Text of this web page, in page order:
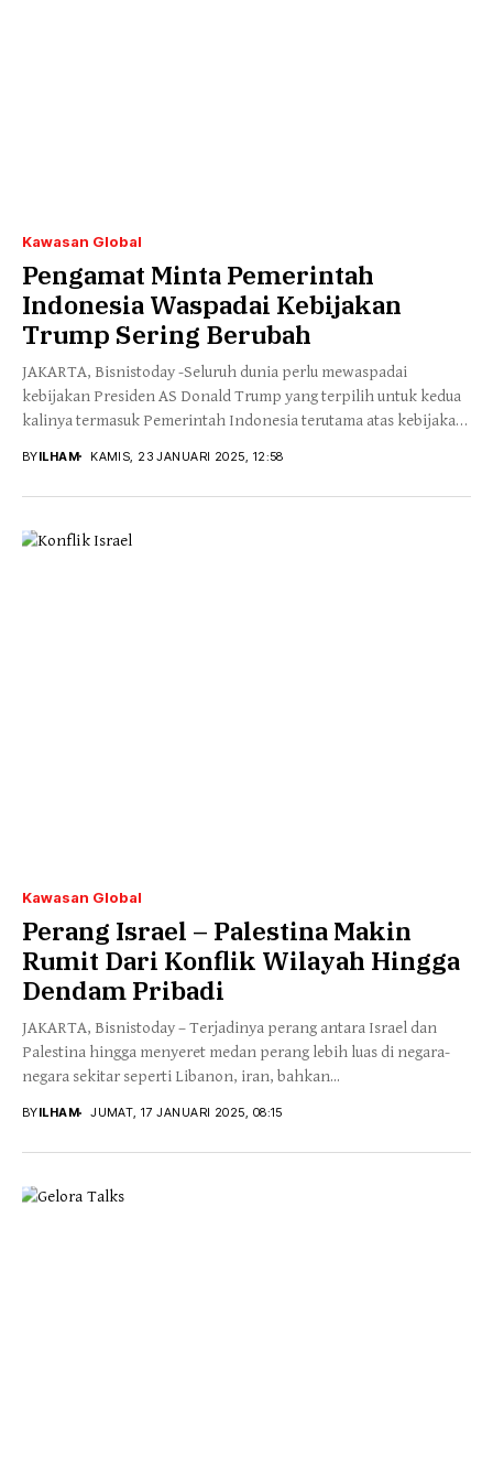
Kawasan Global
Pengamat Minta Pemerintah
Indonesia Waspadai Kebijakan
Trump Sering Berubah
JAKARTA, Bisnistoday -Seluruh dunia perlu mewaspadai
kebijakan Presiden AS Donald Trump yang terpilih untuk kedua
kalinya termasuk Pemerintah Indonesia terutama atas kebijakan
BYILHAM KAMIS, 23 JANUARI 2025, 12:58
Kawasan Global
Perang Israel – Palestina Makin
Rumit Dari Konflik Wilayah Hingga
Dendam Pribadi
JAKARTA, Bisnistoday – Terjadinya perang antara Israel dan
Palestina hingga menyeret medan perang lebih luas di negara-
negara sekitar seperti Libanon, iran, bahkan...
BYILHAM JUMAT, 17 JANUARI 2025, 08:15